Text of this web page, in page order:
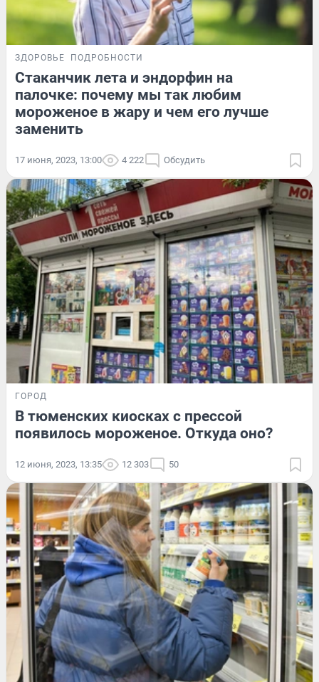
ЗДОРОВЬЕ ПОДРОБНОСТИ
Стаканчик лета и эндорфин на
палочке: почему мы так любим
мороженое в жару и чем его лучше
заменить
17 июня, 2023, 13:00 4 222 Обсудить
ГОРОД
В тюменских киосках с прессой
появилось мороженое. Откуда оно?
12 июня, 2023, 13:35 12 303 50